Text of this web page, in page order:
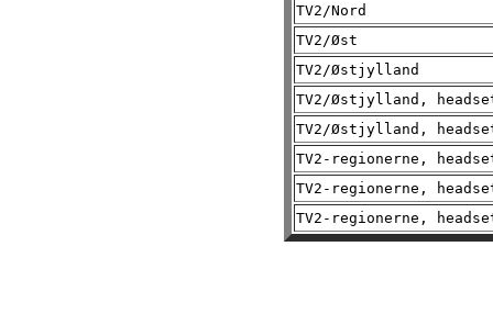
TV2/Nord
TV2/Øst
TV2/Østjylland
TV2/Østjylland,
TV2/Østjylland,
TV2-regionerne,
TV2-regionerne,
TV2-regionerne,